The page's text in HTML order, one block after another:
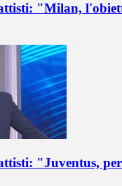
"Milan,
"Juventus,